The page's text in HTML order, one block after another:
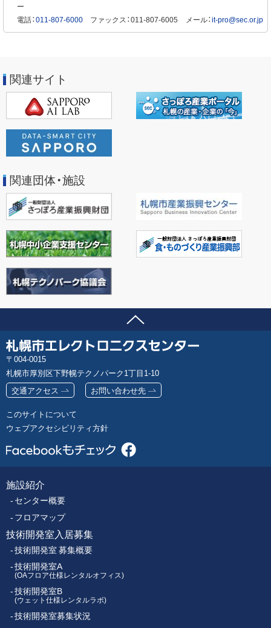
号
ー
電話：011-807-6000 ファックス：011-807-6005 メール：it-pro@sec.or.jp
関連サイト
関連団体・施設
ページの先頭へ
問い合わせ先
郵
便
番
号
004-0015
札幌市厚別区下野幌テクノパーク1丁目1-10
交通アクセス
お問い合わせ先
このサイトについて
ウェブアクセシビリティ方針
フ
ッ
タ
ー
メ
ニ
施設紹介
センター概要
フロアマップ
技術開発室入居募集
技術開発室 募集概要
技術開発室A
(OAフロア仕様レンタルオフィス)
技術開発室B
(ウェット仕様レンタルラボ)
技術開発室募集状況